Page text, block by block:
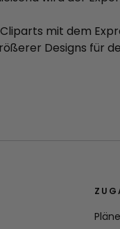
mit dem
Designs für